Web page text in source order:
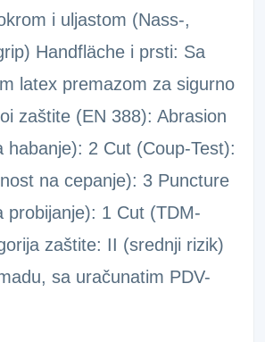
i uljastom (Nass-,
Handfläche i prsti: Sa
latex premazom za sigurno
zaštite (EN 388): Abrasion
habanje): 2 Cut (Coup-Test):
na cepanje): 3 Puncture
probijanje): 1 Cut (TDM-
zaštite: II (srednji rizik)
sa uračunatim PDV-